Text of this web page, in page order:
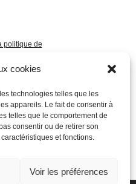
cookies
technologies telles que les
appareils. Le fait de consentir à
telles que le comportement de
consentir ou de retirer son
et fonctions.
Voir les préférences
politique de